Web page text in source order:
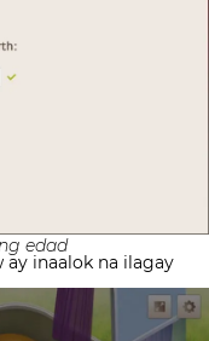
edad
ay inaalok na ilagay